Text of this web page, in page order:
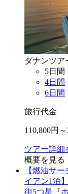
ダナンツア
5日間
4日間
6日間
旅行代金
110,800円～
ツアー詳細
概要を見る
【燃油サ
イアン1泊
街5つ星『